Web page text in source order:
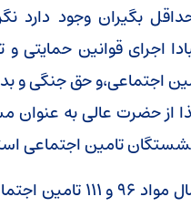
بگیران وجود دارد
اجرای قوانین حمایتی و
قانون الزام و ماده ۵۴ تامین
حضرت عالی به عنوان
تامین اجتماعی